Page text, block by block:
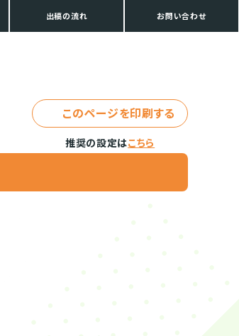
このページを印刷する
推奨の設定はこちら
出稿の流れ お問い合わせ